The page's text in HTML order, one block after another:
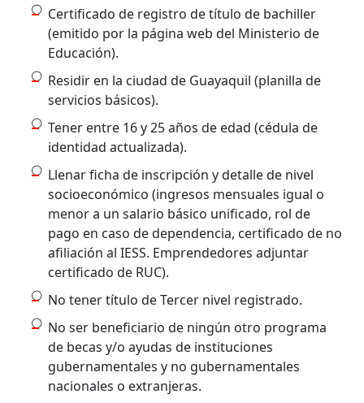
Certificado de registro de título de bachiller
(emitido por la página web del Ministerio de
Educación).
Residir en la ciudad de Guayaquil (planilla de
servicios básicos).
Tener entre 16 y 25 años de edad (cédula de
identidad actualizada).
Llenar ficha de inscripción y detalle de nivel
socioeconómico (ingresos mensuales igual o
menor a un salario básico unificado, rol de
pago en caso de dependencia, certificado de no
afiliación al IESS. Emprendedores adjuntar
certificado de RUC).
No tener título de Tercer nivel registrado.
No ser beneficiario de ningún otro programa
de becas y/o ayudas de instituciones
gubernamentales y no gubernamentales
nacionales o extranjeras.